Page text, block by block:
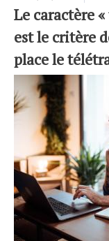
Le caractère
est le critère
place le